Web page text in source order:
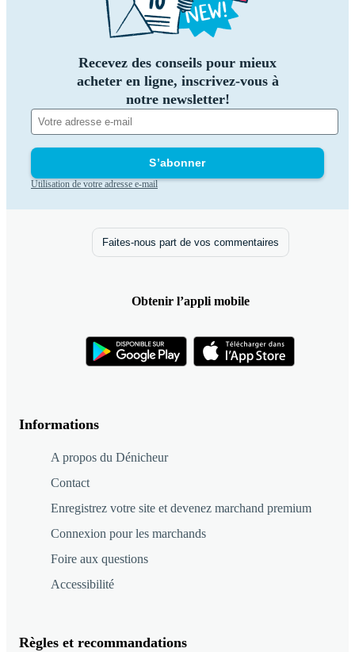
Recevez des conseils pour mieux
acheter en ligne, inscrivez-vous à
notre newsletter!
S’abonner
Utilisation de votre adresse e-mail
Informations
A propos du Dénicheur
Contact
Enregistrez votre site et devenez marchand premium
Connexion pour les marchands
Foire aux questions
Accessibilité
Règles et recommandations
Faites-nous part de vos commentaires
Obtenir l’appli mobile